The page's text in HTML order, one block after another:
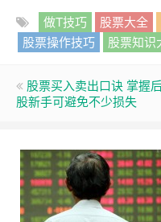
做T技巧 股票大全
股票操作技巧
股票知识
股票买入卖出口诀 掌握
股新手可避免不少损失